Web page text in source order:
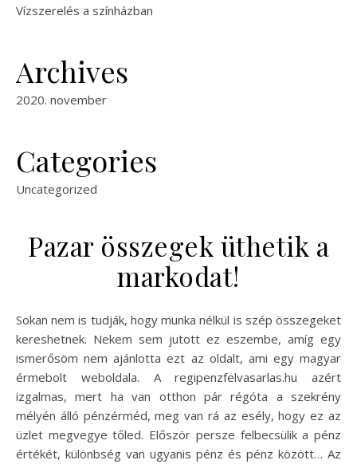
Vízszerelés a színházban
Archives
2020. november
Categories
Uncategorized
Pazar összegek üthetik a
markodat!
Sokan nem is tudják, hogy munka nélkül is szép összegeket
kereshetnek. Nekem sem jutott ez eszembe, amíg egy
ismerősöm nem ajánlotta ezt az oldalt, ami egy magyar
érmebolt weboldala. A regipenzfelvasarlas.hu azért
izgalmas, mert ha van otthon pár régóta a szekrény
mélyén álló pénzérméd, meg van rá az esély, hogy ez az
üzlet megvegye tőled. Először persze felbecsülik a pénz
értékét, különbség van ugyanis pénz és pénz között… Az